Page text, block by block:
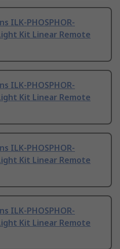
ILK-PHOSPHOR-
Kit Linear Remote
ILK-PHOSPHOR-
Kit Linear Remote
ILK-PHOSPHOR-
Kit Linear Remote
ILK-PHOSPHOR-
Kit Linear Remote